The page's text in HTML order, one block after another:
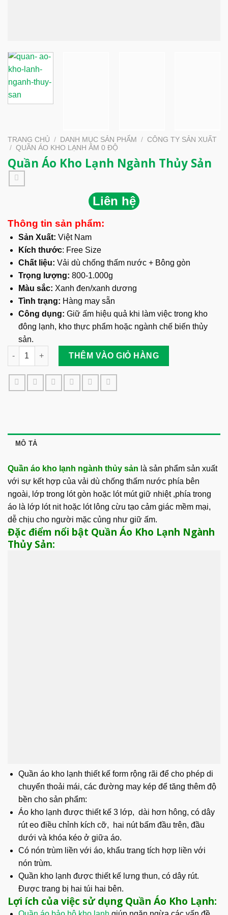
TRANG CHỦ / DANH MỤC SẢN PHẨM / CÔNG TY SẢN XUẤT
/ QUẦN ÁO KHO LẠNH ÂM 0 ĐỘ
Quần Áo Kho Lạnh Ngành Thủy Sản
Liên hệ
Thông tin sản phẩm:
Sản Xuất: Việt Nam
Kích thước: Free Size
Chất liệu: Vải dù chống thấm nước + Bông gòn
Trọng lượng: 800-1.000g
Màu sắc: Xanh đen/xanh dương
Tình trạng: Hàng may sẵn
Công dụng: Giữ ấm hiệu quả khi làm việc trong kho
đông lạnh, kho thực phẩm hoặc ngành chế biến thủy
sản.
Quần Áo Kho Lạnh Ngành Thủy Sản số lượng
THÊM VÀO GIỎ HÀNG
MÔ TẢ
Quần áo kho lạnh ngành thủy sản là sản phẩm sản xuất
với sự kết hợp của vải dù chống thấm nước phía bên
ngoài, lớp trong lót gòn hoặc lót mút giữ nhiệt ,phía trong
áo là lớp lót nit hoặc lót lông cừu tạo cảm giác mềm mại,
dễ chịu cho người mặc củng như giữ ấm.
Đặc điểm nổi bật Quần Áo Kho Lạnh Ngành
Thủy Sản:
Quần áo kho lạnh thiết kế form rộng rãi để cho phép di
chuyển thoải mái, các đường may kép để tăng thêm độ
bền cho sản phẩm:
Áo kho lạnh được thiết kế 3 lớp, dài hơn hông, có dây
rút eo điều chỉnh kích cỡ, hai nút bấm đầu trên, đầu
dưới và khóa kéo ở giữa áo.
Có nón trùm liền với áo, khẩu trang tích hợp liền với
nón trùm.
Quần kho lạnh được thiết kế lưng thun, có dây rút.
Được trang bị hai túi hai bên.
Lợi ích của việc sử dụng Quần Áo Kho Lạnh: